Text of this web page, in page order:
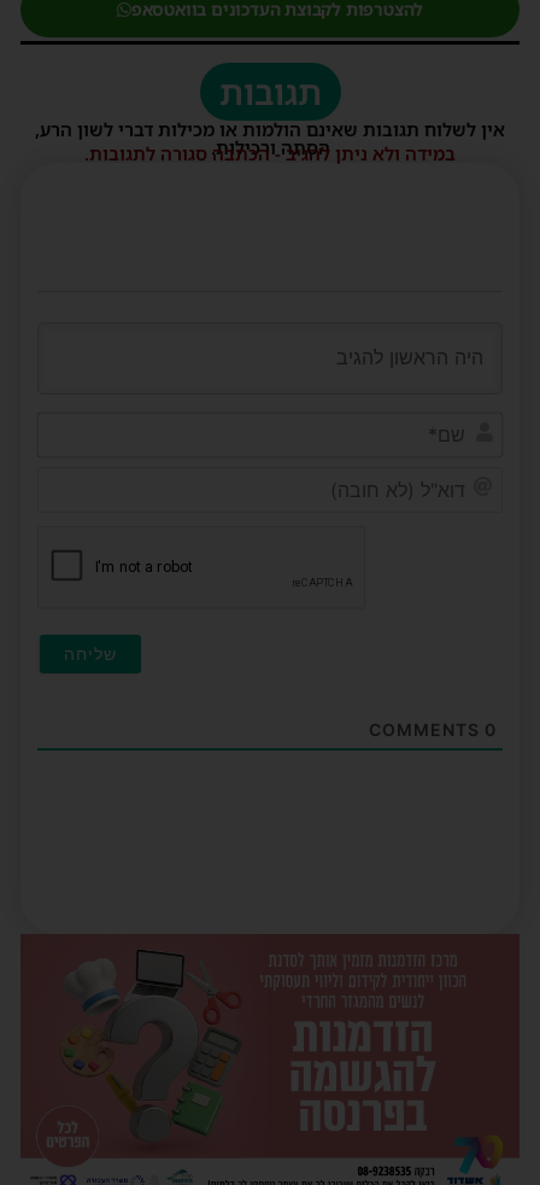
להצטרפות לקבוצת העדכונים בוואטסאפ
תגובות
אין לשלוח תגובות שאינם הולמות או מכילות דברי לשון הרע,
הסתה ורכילות.
במידה ולא ניתן להגיב - הכתבה סגורה לתגובות.
0